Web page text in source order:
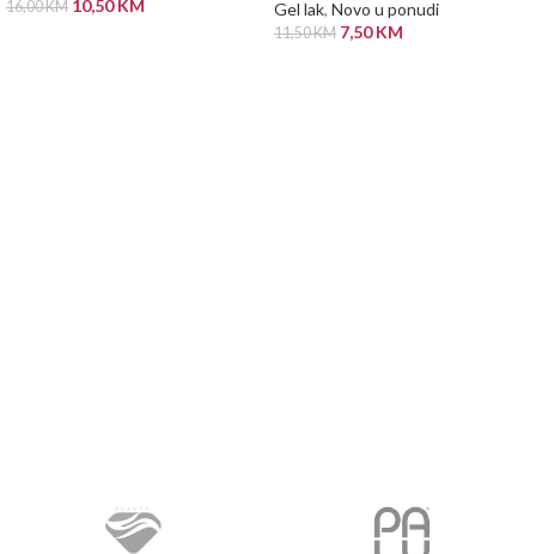
16,00KM 10,50KM Gel lak, Novo u ponudi
11,50KM 7,50KM